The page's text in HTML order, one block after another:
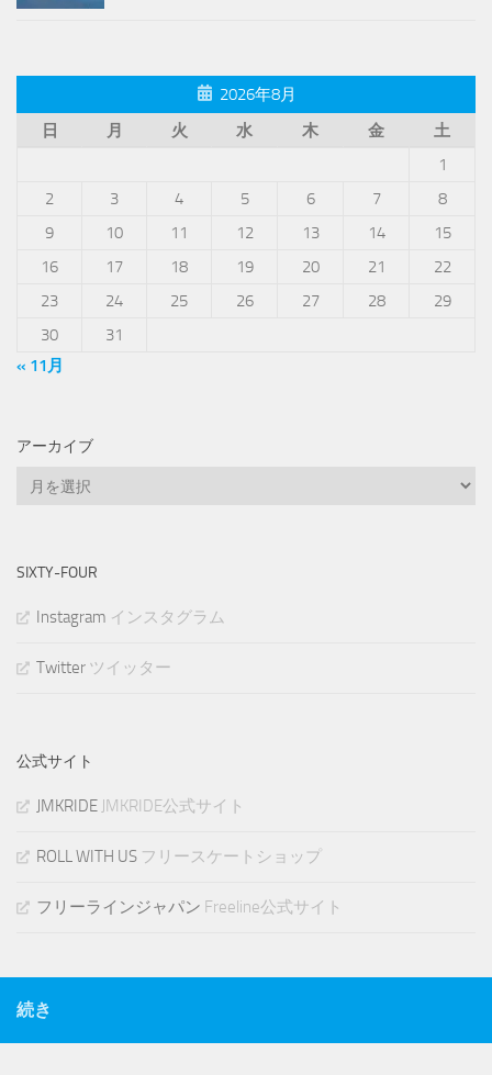
2026年8月
日
月 火 水 木 金
土
1
2
3 4 5 6 7
8
9
10 11 12 13 14
15
16
17 18 19 20 21
22
23
24 25 26 27 28
29
30
31
« 11月
アーカイブ
SIXTY-FOUR
Instagram インスタグラム
Twitter ツイッター
公式サイト
JMKRIDE JMKRIDE公式サイト
ROLL WITH US フリースケートショップ
フリーラインジャパン Freeline公式サイト
続き